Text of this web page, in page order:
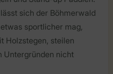
sich der Böhmerwald
sportlicher mag,
Holzstegen, steilen
Untergründen nicht